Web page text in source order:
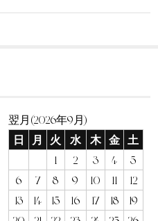
翌月(2026年9月)
日
月 火 水 木 金
土
1
2 3 4
5
6
7 8 9 10 11
12
13
14 15 16 17 18
19